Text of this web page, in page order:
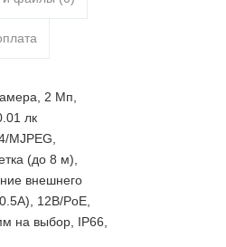
2 Мп,
лк
MJPEG,
(до 8 м),
внешнего
12В/PoE,
на выбор, IP66,